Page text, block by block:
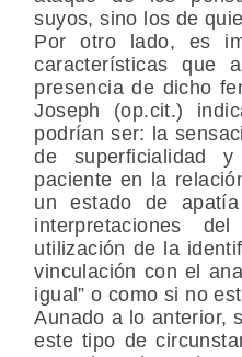
suyos, sino los de
Por otro lado, es
características que
presencia de dicho
Joseph (op.cit.)
podrían ser: la
de superficialidad
paciente en la
un estado de
interpretaciones
utilización de la
vinculación con el
igual” o como si no
Aunado a lo anterior,
este tipo de